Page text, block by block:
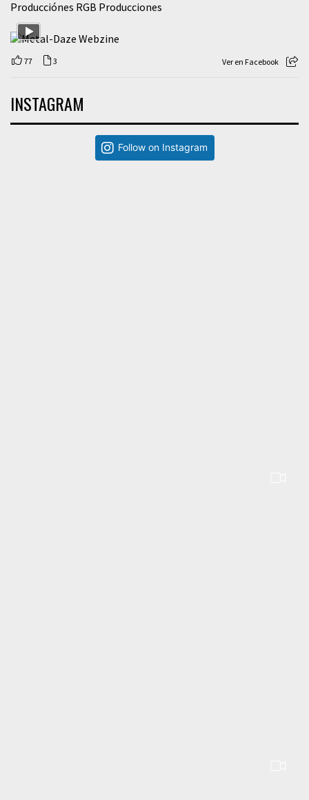
Producciónes RGB Producciones
77 3 Ver en Facebook
INSTAGRAM
Follow on Instagram